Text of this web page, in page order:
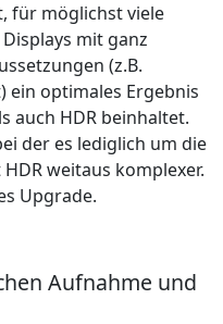
für möglichst viele
mit ganz
(z.B.
ein optimales Ergebnis
auch HDR beinhaltet.
der es lediglich um die
weitaus komplexer.
Upgrade.
Aufnahme und